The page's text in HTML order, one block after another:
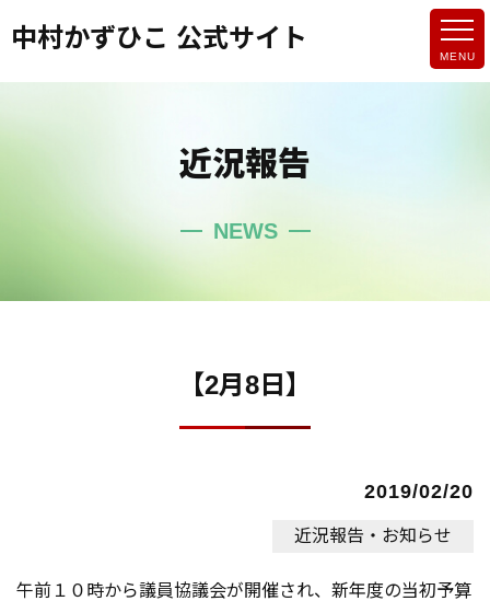
中村かずひこ 公式サイト
近況報告
NEWS
【2月8日】
2019/02/20
近況報告・お知らせ
午前１０時から議員協議会が開催され、新年度の当初予算